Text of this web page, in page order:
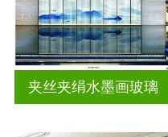
夹丝夹绢水墨画玻璃